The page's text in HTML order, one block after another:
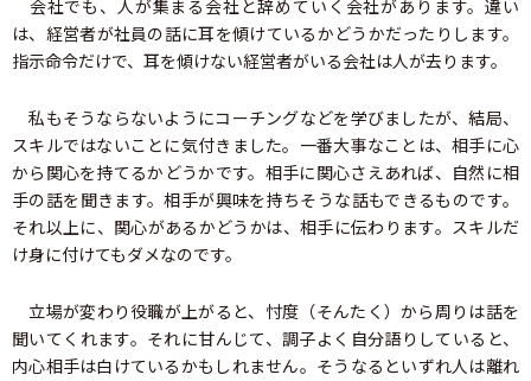
会社でも、人が集まる会社と辞めていく会社があります。違い
は、経営者が社員の話に耳を傾けているかどうかだったりします。
指示命令だけで、耳を傾けない経営者がいる会社は人が去ります。
私もそうならないようにコーチングなどを学びましたが、結局、
スキルではないことに気付きました。一番大事なことは、相手に心
から関心を持てるかどうかです。相手に関心さえあれば、自然に相
手の話を聞きます。相手が興味を持ちそうな話もできるものです。
それ以上に、関心があるかどうかは、相手に伝わります。スキルだ
け身に付けてもダメなのです。
立場が変わり役職が上がると、忖度（そんたく）から周りは話を
聞いてくれます。それに甘んじて、調子よく自分語りしていると、
内心相手は白けているかもしれません。そうなるといずれ人は離れ